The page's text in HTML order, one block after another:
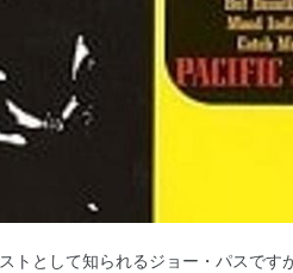
トとして知られるジョー・パスです